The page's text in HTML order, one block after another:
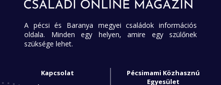
A pécsi és Baranya megyei családok információs
oldala. Minden egy helyen, amire egy szülőnek
szüksége lehet.
Kapcsolat
Pécsimami Közhasznú
Egyesület